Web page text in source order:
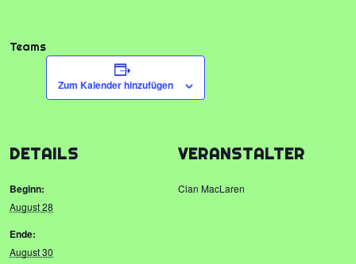
Teams
Zum Kalender hinzufügen
DETAILS
Beginn:
August 28
Ende:
August 30
VERANSTALTER
Clan MacLaren